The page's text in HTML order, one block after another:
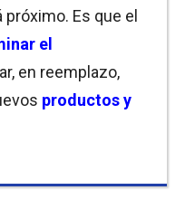
próximo. Es que el
el
en reemplazo,
productos y